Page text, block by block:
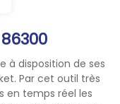
à disposition de ses
Par cet outil très
en temps réel les